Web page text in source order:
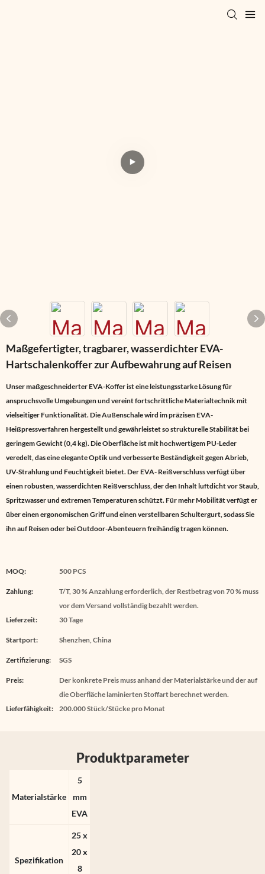
Maßgefertigter, tragbarer, wasserdichter EVA-
Hartschalenkoffer zur Aufbewahrung auf Reisen
Unsermaßgeschneiderter EVA-Kofferist eine leistungsstarke Lösung für
anspruchsvolle Umgebungen und vereint fortschrittliche Materialtechnik mit
vielseitiger Funktionalität. Die Außenschale wird im präzisenEVA-
Heißpressverfahrenhergestellt und gewährleistet so strukturelle Stabilität bei
geringem Gewicht (0,4 kg). Die Oberfläche ist mit hochwertigem PU-Leder
veredelt, das eine elegante Optik und verbesserte Beständigkeit gegen Abrieb,
UV-Strahlung und Feuchtigkeit bietet. DerEVA- Reißverschluss verfügt über
einen robusten, wasserdichten Reißverschluss, der den Inhalt luftdicht vor Staub,
Spritzwasser und extremen Temperaturen schützt. Für mehr Mobilität verfügt er
über einen ergonomischen Griff und einen verstellbaren Schultergurt, sodass Sie
ihn auf Reisen oder bei Outdoor-Abenteuern freihändig tragen können.
MOQ: 500 PCS
Zahlung:
T/T, 30 % Anzahlung erforderlich, der Restbetrag von 70 % muss
vor dem Versand vollständig bezahlt werden.
Lieferzeit:
30 Tage
Startport: Shenzhen, China
Zertifizierung: SGS
Preis:
Der konkrete Preis muss anhand der Materialstärke und der auf
die Oberfläche laminierten Stoffart berechnet werden.
Lieferfähigkeit:
200.000 Stück/Stücke pro Monat
Produktparameter
Materialstärke
5
mm
EVA
Spezifikation
25 x
20 x
8